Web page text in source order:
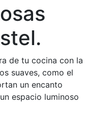
de tu cocina con la
suaves, como el
un encanto
espacio luminoso